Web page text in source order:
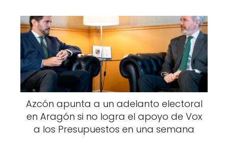
Azcón apunta a un adelanto electoral
en Aragón si no logra el apoyo de Vox
a los Presupuestos en una semana